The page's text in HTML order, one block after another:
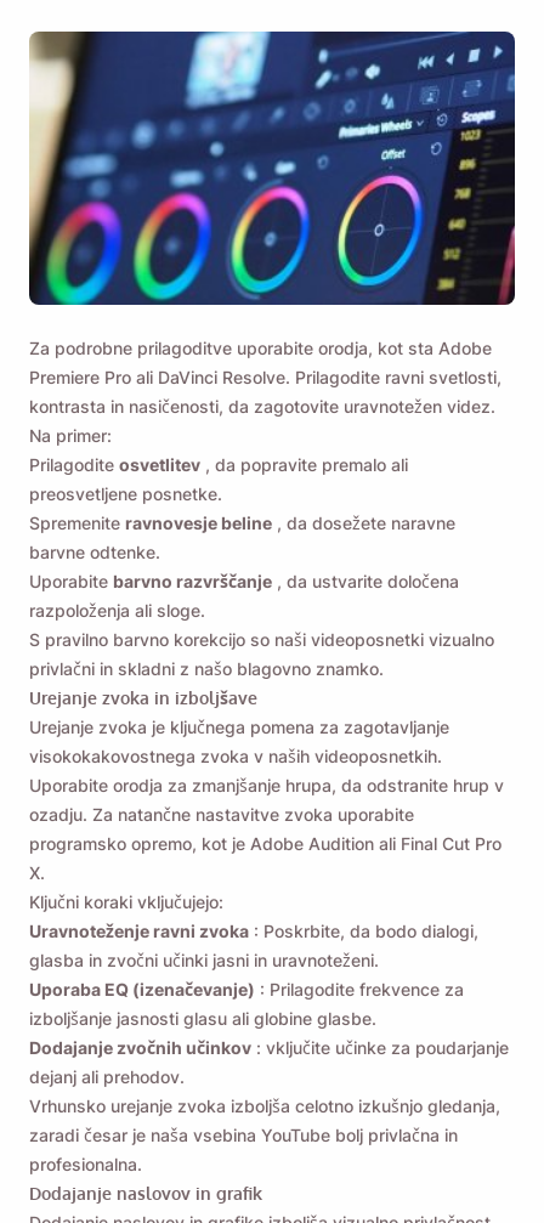
Za podrobne prilagoditve uporabite orodja, kot sta Adobe
Premiere Pro ali DaVinci Resolve. Prilagodite ravni svetlosti,
kontrasta in nasičenosti, da zagotovite uravnotežen videz.
Na primer:
Prilagodite osvetlitev , da popravite premalo ali
preosvetljene posnetke.
Spremenite ravnovesje beline , da dosežete naravne
barvne odtenke.
Uporabite barvno razvrščanje , da ustvarite določena
razpoloženja ali sloge.
S pravilno barvno korekcijo so naši videoposnetki vizualno
privlačni in skladni z našo blagovno znamko.
Urejanje zvoka in izboljšave
Urejanje zvoka je ključnega pomena za zagotavljanje
visokokakovostnega zvoka v naših videoposnetkih.
Uporabite orodja za zmanjšanje hrupa, da odstranite hrup v
ozadju. Za natančne nastavitve zvoka uporabite
programsko opremo, kot je Adobe Audition ali Final Cut Pro
X.
Ključni koraki vključujejo:
Uravnoteženje ravni zvoka : Poskrbite, da bodo dialogi,
glasba in zvočni učinki jasni in uravnoteženi.
Uporaba EQ (izenačevanje) : Prilagodite frekvence za
izboljšanje jasnosti glasu ali globine glasbe.
Dodajanje zvočnih učinkov : vključite učinke za poudarjanje
dejanj ali prehodov.
Vrhunsko urejanje zvoka izboljša celotno izkušnjo gledanja,
zaradi česar je naša vsebina YouTube bolj privlačna in
profesionalna.
Dodajanje naslovov in grafik